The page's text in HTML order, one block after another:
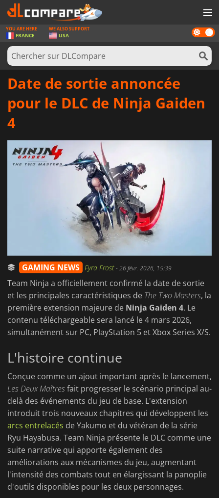
JEUX
CARTES PRÉPAYÉES
LOGICIELS
MATÉRIEL
SE CONNECTER OU S'INSCRIRE
Dark
mode
YOU ARE HERE
FRANCE
WE ALSO SUPPORT
USA
Date de sortie annoncée
pour le DLC de Ninja Gaiden
4
GAMING NEWS Fyra Frost-26 févr. 2026, 15:39
Team Ninja a officiellement confirmé la date de sortie
et les principales caractéristiques de The Two Masters, la
première extension majeure de Ninja Gaiden 4. Le
contenu téléchargeable sera lancé le 4 mars 2026,
simultanément sur PC, PlayStation 5 et Xbox Series X/S.
L'histoire continue
Conçue comme un ajout important après le lancement,
Les Deux Maîtresfait progresser le scénario principal au-
delà des événements du jeu de base. L'extension
introduit trois nouveaux chapitres qui développent les
arcs entrelacés de Yakumo et du vétéran de la série
Ryu Hayabusa. Team Ninja présente le DLC comme une
suite narrative qui apporte également des
améliorations aux mécanismes du jeu, augmentant
l'intensité des combats tout en élargissant la panoplie
d'outils disponibles pour les deux personnages.